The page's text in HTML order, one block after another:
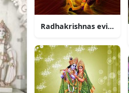
Radhakrishnas evige